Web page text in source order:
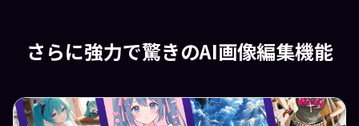
さらに強力で驚きのAI画像編集機能